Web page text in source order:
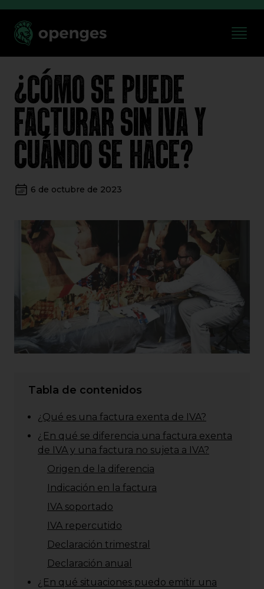
¿CÓMO SE PUEDE
FACTURAR SIN IVA Y
CUÁNDO SE HACE?
6 de octubre de 2023
Tabla de contenidos
¿Qué es una factura exenta de IVA?
¿En qué se diferencia una factura exenta
de IVA y una factura no sujeta a IVA?
Origen de la diferencia
Indicación en la factura
IVA soportado
IVA repercutido
Declaración trimestral
Declaración anual
¿En qué situaciones puedo emitir una